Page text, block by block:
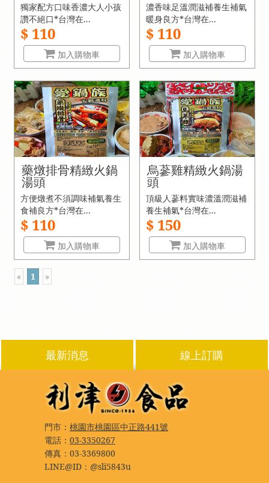
獨家配方口味香濃大人小孩
讚不絕口*台灣在...
$ 110
加入購物車
濃香味足溫潤滋補養生補氣
暖身良方*台灣在...
$ 110
加入購物車
藥燉排骨精緻火鍋
湯頭
方便燉煮不須調味補氣養生
食補良方*台灣在...
$ 110
加入購物車
烏蔘雞精緻火鍋湯
頭
頂級人蔘料實味濃溫潤滋補
養生補氣*台灣在...
$ 150
加入購物車
« 1 »
最新消息 線上訂購
門市： 桃園市桃園區中正路441號
電話： 03-3350267
傳真： 03-3369800
LINE@ID： @sli5843u